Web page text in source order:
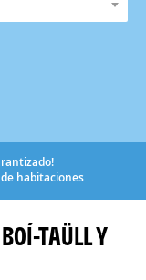
habitaciones
TAÜLL Y